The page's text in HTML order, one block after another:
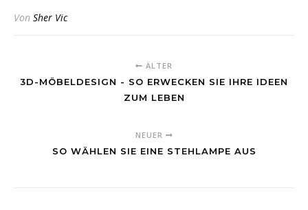
Von Sher Vic
ÄLTER
3D-MÖBELDESIGN - SO ERWECKEN SIE IHRE IDEEN
ZUM LEBEN
NEUER
SO WÄHLEN SIE EINE STEHLAMPE AUS